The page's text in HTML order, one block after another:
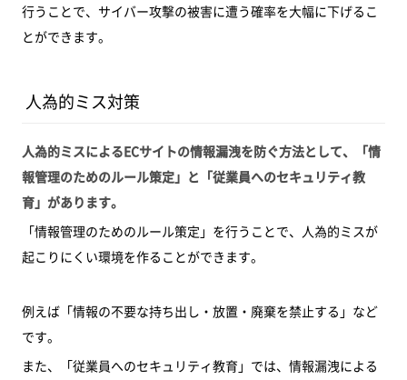
行うことで、サイバー攻撃の被害に遭う確率を大幅に下げるこ
とができます。
人為的ミス対策
人為的ミスによるECサイトの情報漏洩を防ぐ方法として、「情
報管理のためのルール策定」と「従業員へのセキュリティ教
育」があります。
「情報管理のためのルール策定」を行うことで、人為的ミスが
起こりにくい環境を作ることができます。
例えば「情報の不要な持ち出し・放置・廃棄を禁止する」など
です。
また、「従業員へのセキュリティ教育」では、情報漏洩による